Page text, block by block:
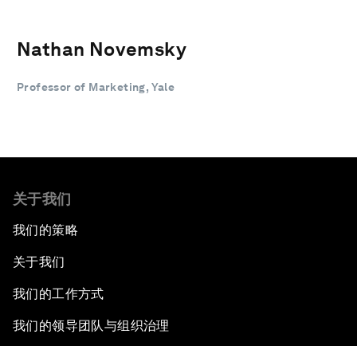
Nathan Novemsky
Professor of Marketing, Yale
关于我们
我们的策略
关于我们
我们的工作方式
我们的领导团队与组织治理